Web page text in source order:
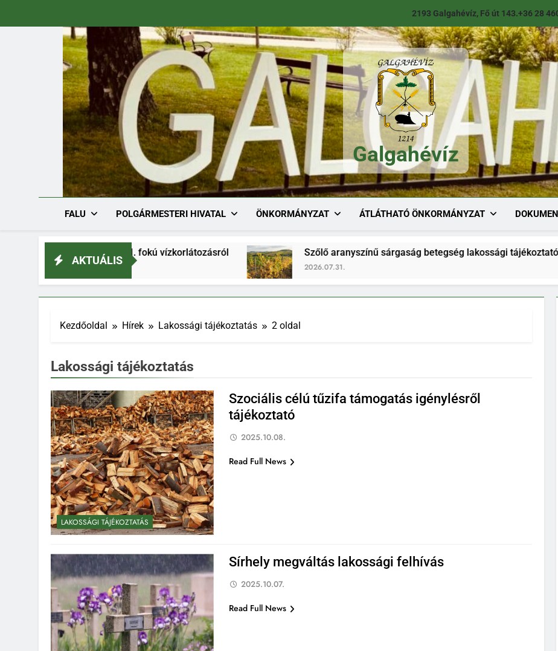
2193 Galgahévíz, Fő út 143.+36 28
Galgahévíz
Galgahévíz
FALU POLGÁRMESTERI HIVATAL ÖNKORMÁNYZAT ÁTLÁTHATÓ ÖNKORMÁNYZAT
AKTUÁLIS
I. fokú vízkorlátozásról Szőlő aranyszínű sárgaság betegség lakossági tájékoztató
2026.07.31.
Kezdőoldal Hírek Lakossági tájékoztatás 2 oldal
Lakossági tájékoztatás
LAKOSSÁGI TÁJÉKOZTATÁS
Szociális célú tűzifa támogatás igénylésről
tájékoztató
2025.10.08.
Read Full News
Sírhely megváltás lakossági felhívás
2025.10.07.
Read Full News